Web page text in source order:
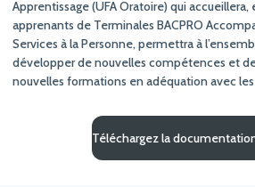
Apprentissage (UFA Oratoire) qui accueillera,
apprenants de Terminales BACPRO
Services à la Personne, permettra à
développer de nouvelles compétences et de
nouvelles formations en adéquation avec
Téléchargez la